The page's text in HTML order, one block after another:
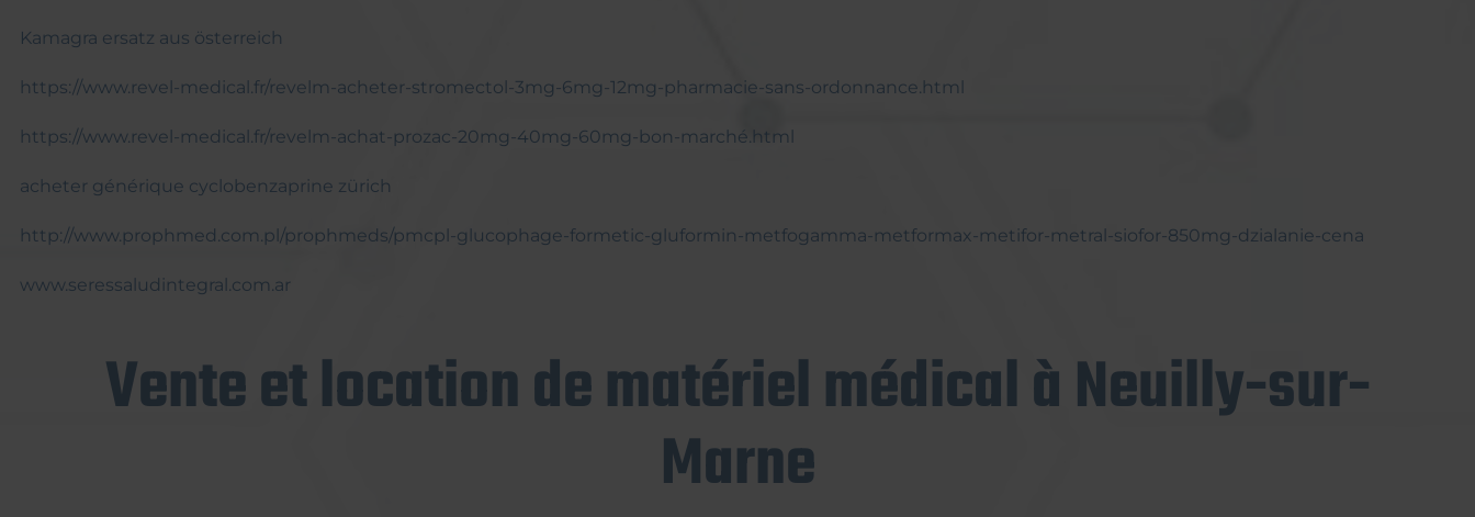
Kamagra ersatz aus österreich
https://www.revel-medical.fr/revelm-acheter-stromectol-3mg-6mg-12mg-pharmacie-sans-ordonnance.html
https://www.revel-medical.fr/revelm-achat-prozac-20mg-40mg-60mg-bon-marché.html
acheter générique cyclobenzaprine zürich
http://www.prophmed.com.pl/prophmeds/pmcpl-glucophage-formetic-gluformin-metfogamma-metformax-metifor-metral-siofor-850mg-dzialanie-cena
www.seressaludintegral.com.ar
Vente et location de matériel médical à Neuilly-sur-
Marne